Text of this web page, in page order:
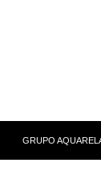
GRUPO